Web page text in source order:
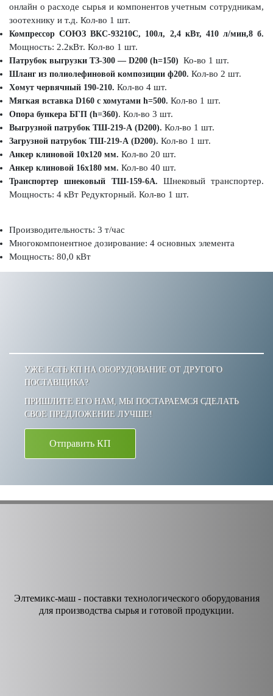
УЖЕ ЕСТЬ КП НА ОБОРУДОВАНИЕ ОТ ДРУГОГО
ПОСТАВЩИКА?
ПРИШЛИТЕ ЕГО НАМ, МЫ ПОСТАРАЕМСЯ СДЕЛАТЬ
СВОЕ ПРЕДЛОЖЕНИЕ ЛУЧШЕ!
Отправить КП
онлайн о расходе сырья и компонентов учетным сотрудникам,
зоотехнику и т.д. Кол-во 1 шт.
Компрессор СОЮЗ ВКС-93210С, 100л, 2,4 кВт, 410 л/мин,8 б.
Мощность: 2.2кВт. Кол-во 1 шт.
Патрубок выгрузки ТЗ-300 — D200 (h=150) Ко-во 1 шт.
Шланг из полиолефиновой композиции ф200. Кол-во 2 шт.
Хомут червячный 190-210. Кол-во 4 шт.
Мягкая вставка D160 с хомутами h=500. Кол-во 1 шт.
Опора бункера БГП (h=360). Кол-во 3 шт.
Выгрузной патрубок ТШ-219-А (D200). Кол-во 1 шт.
Загрузной патрубок ТШ-219-А (D200). Кол-во 1 шт.
Анкер клиновой 10х120 мм. Кол-во 20 шт.
Анкер клиновой 16х180 мм. Кол-во 40 шт.
Транспортер шнековый ТШ-159-6А. Шнековый транспортер.
Мощность: 4 кВт Редукторный. Кол-во 1 шт.
Производительность: 3 т/час
Многокомпонентное дозирование: 4 основных элемента
Мощность: 80,0 кВт
Элтемикс-маш - поставки технологического оборудования
для производства сырья и готовой продукции.